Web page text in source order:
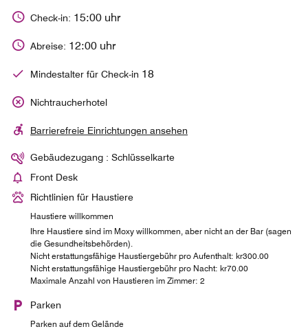
Check-in: 15:00 uhr
Abreise: 12:00 uhr
Mindestalter für Check-in 18
Nichtraucherhotel
Barrierefreie Einrichtungen ansehen
Gebäudezugang : Schlüsselkarte
Front Desk
Richtlinien für Haustiere
Haustiere willkommen
Ihre Haustiere sind im Moxy willkommen, aber nicht an der Bar (sagen
die Gesundheitsbehörden).
Nicht erstattungsfähige Haustiergebühr pro Aufenthalt: kr300.00
Nicht erstattungsfähige Haustiergebühr pro Nacht: kr70.00
Maximale Anzahl von Haustieren im Zimmer: 2
Parken
Parken auf dem Gelände